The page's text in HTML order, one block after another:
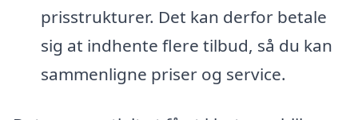
prisstrukturer. Det kan derfor betale
sig at indhente flere tilbud, så du kan
sammenligne priser og service.